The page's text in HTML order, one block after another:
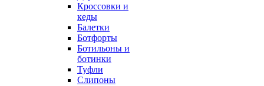
Кроссовки и
кеды
Балетки
Ботфорты
Ботильоны и
ботинки
Туфли
Слипоны